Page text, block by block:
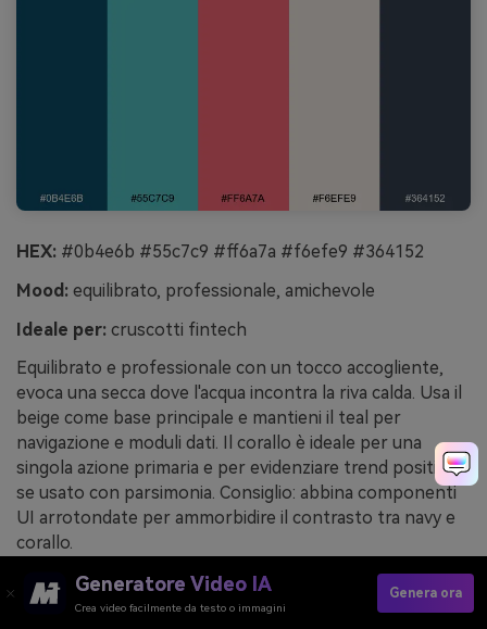
HEX: #0b4e6b #55c7c9 #ff6a7a #f6efe9 #364152
Mood: equilibrato, professionale, amichevole
Ideale per: cruscotti fintech
Equilibrato e professionale con un tocco accogliente,
evoca una secca dove l'acqua incontra la riva calda. Usa il
beige come base principale e mantieni il teal per
navigazione e moduli dati. Il corallo è ideale per una
singola azione primaria e per evidenziare trend positivi
se usato con parsimonia. Consiglio: abbina componenti
UI arrotondate per ammorbidire il contrasto tra navy e
corallo.
Esempio di immagine di sandbar UI generata con
media.io
Generatore Video IA
Crea video facilmente da testo o immagini
Genera ora